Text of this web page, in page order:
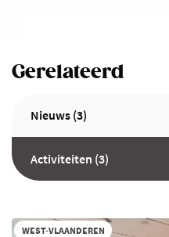
Gerelateerd
Nieuws (3)
Activiteiten (3)
WEST-VLAANDEREN